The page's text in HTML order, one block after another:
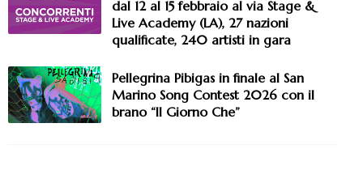
dal 12 al 15 febbraio al via Stage &
Live Academy (LA), 27 nazioni
qualificate, 240 artisti in gara
Pellegrina Pibigas in finale al San
Marino Song Contest 2026 con il
brano “Il Giorno Che”